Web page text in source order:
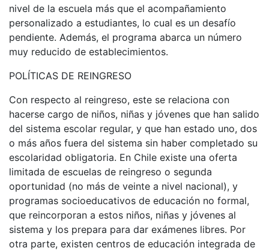
nivel de la escuela más que el acompañamiento
personalizado a estudiantes, lo cual es un desafío
pendiente. Además, el programa abarca un número
muy reducido de establecimientos.
POLÍTICAS DE REINGRESO
Con respecto al reingreso, este se relaciona con
hacerse cargo de niños, niñas y jóvenes que han salido
del sistema escolar regular, y que han estado uno, dos
o más años fuera del sistema sin haber completado su
escolaridad obligatoria. En Chile existe una oferta
limitada de escuelas de reingreso o segunda
oportunidad (no más de veinte a nivel nacional), y
programas socioeducativos de educación no formal,
que reincorporan a estos niños, niñas y jóvenes al
sistema y los prepara para dar exámenes libres. Por
otra parte, existen centros de educación integrada de